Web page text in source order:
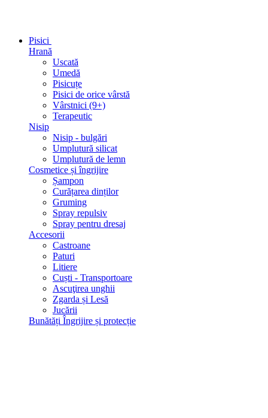
Pisici
Hrană
Uscată
Umedă
Pisicuțe
Pisici de orice vârstă
Vârstnici (9+)
Terapeutic
Nisip
Nisip - bulgări
Umplutură silicat
Umplutură de lemn
Cosmetice și îngrijire
Șampon
Curățarea dinților
Gruming
Spray repulsiv
Spray pentru dresaj
Accesorii
Castroane
Paturi
Litiere
Сuști - Transportoare
Ascuţirea unghii
Zgarda și Lesă
Jucării
Bunătăți Îngrijire și protecție